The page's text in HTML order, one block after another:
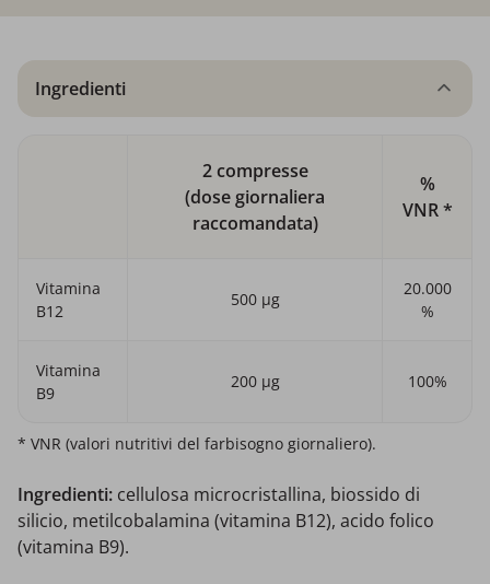
Ingredienti
2 compresse
(dose giornaliera
raccomandata)
%
VNR *
Vitamina
B12
500 μg
20.000
%
Vitamina
B9
200 μg 100%
* VNR (valori nutritivi del farbisogno giornaliero).
Ingredienti: cellulosa microcristallina, biossido di
silicio, metilcobalamina (vitamina B12), acido folico
(vitamina B9).